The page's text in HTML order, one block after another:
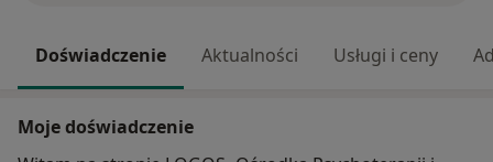
Doświadczenie Aktualności Usługi i ceny
Moje doświadczenie